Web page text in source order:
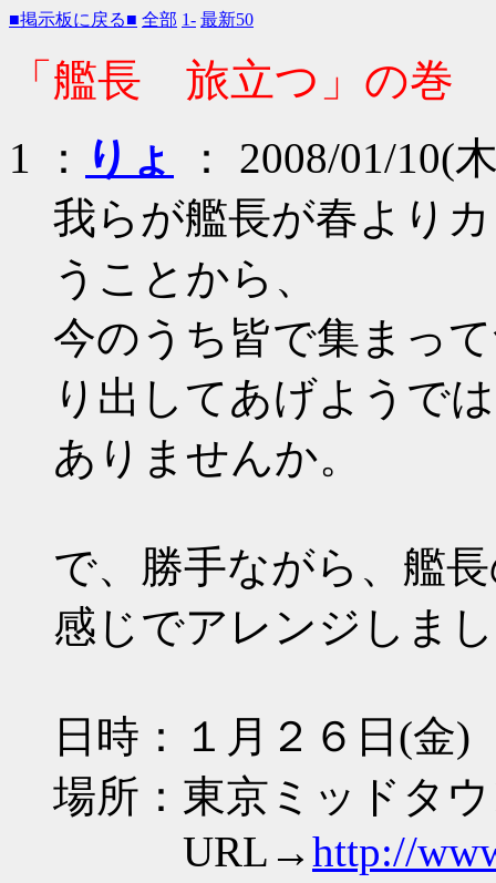
■掲示板に戻る■ 全部 1- 最新50
「艦長 旅立つ」の巻
1 ： りょ
： 2008/01/10(
我らが艦長が春より
うことから、
今のうち皆で集まっ
り出してあげようでは
ありませんか。
で、勝手ながら、艦
感じでアレンジしま
日時：１月２６日(金
場所：東京ミッドタ
URL→http://